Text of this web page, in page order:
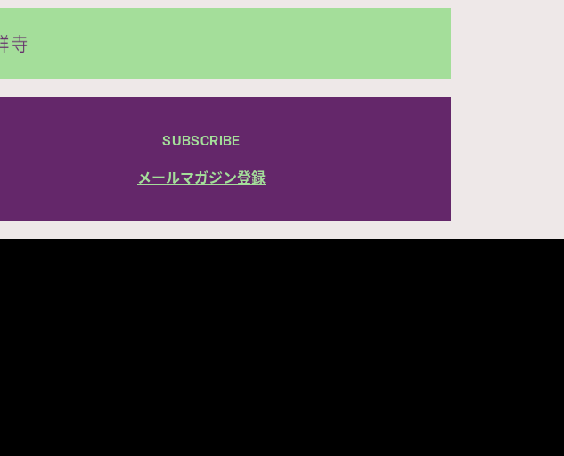
SUBSCRIBE
メールマガジン登録